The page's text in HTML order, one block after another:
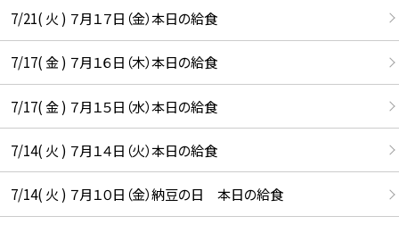
7/21( 火 ) ７月１７日（金）本日の給食
7/17( 金 ) ７月１６日（木）本日の給食
7/17( 金 ) ７月１５日（水）本日の給食
7/14( 火 ) ７月１４日（火）本日の給食
7/14( 火 ) ７月１０日（金）納豆の日 本日の給食